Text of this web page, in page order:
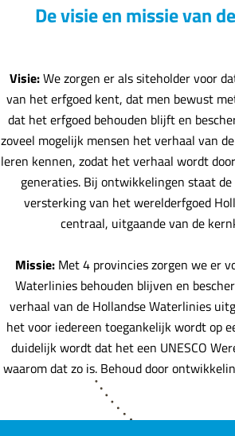
De visie en missie van
Visie:We zorgen er als siteholder voor
van het erfgoed kent, dat men bewust
dat het erfgoed behouden blijft en
zoveel mogelijk mensen het verhaal van
leren kennen, zodat het verhaal wordt
generaties. Bij ontwikkelingen staat
versterking van het werelderfgoed
centraal, uitgaande van de
Missie: Met 4 provincies zorgen we er
Waterlinies behouden blijven en
verhaal van de Hollandse Waterlinies
het voor iedereen toegankelijk wordt op
duidelijk wordt dat het een UNESCO
waarom dat zo is. Behoud door